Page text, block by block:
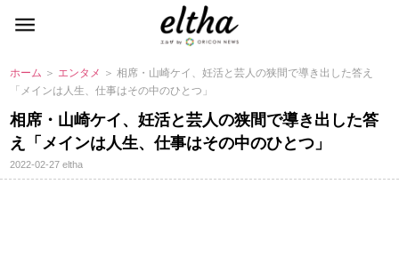
ホーム ＞ エンタメ ＞ 相席・山崎ケイ、妊活と芸人の狭間で導き出した答え
「メインは人生、仕事はその中のひとつ」
相席・山崎ケイ、妊活と芸人の狭間で導き出した答
え「メインは人生、仕事はその中のひとつ」
2022-02-27eltha